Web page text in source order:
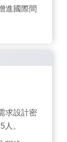
進國際間
求設計密
。